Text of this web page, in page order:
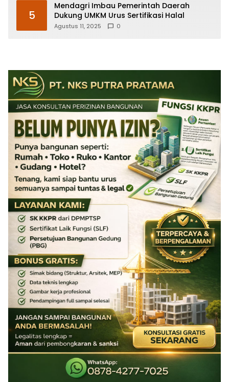
5
Mendagri Imbau Pemerintah Daerah
Dukung UMKM Urus Sertifikasi Halal
Agustus 11, 2025 0